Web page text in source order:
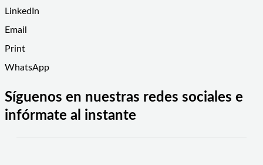
LinkedIn
Email
Print
WhatsApp
Síguenos en nuestras redes sociales e
infórmate al instante